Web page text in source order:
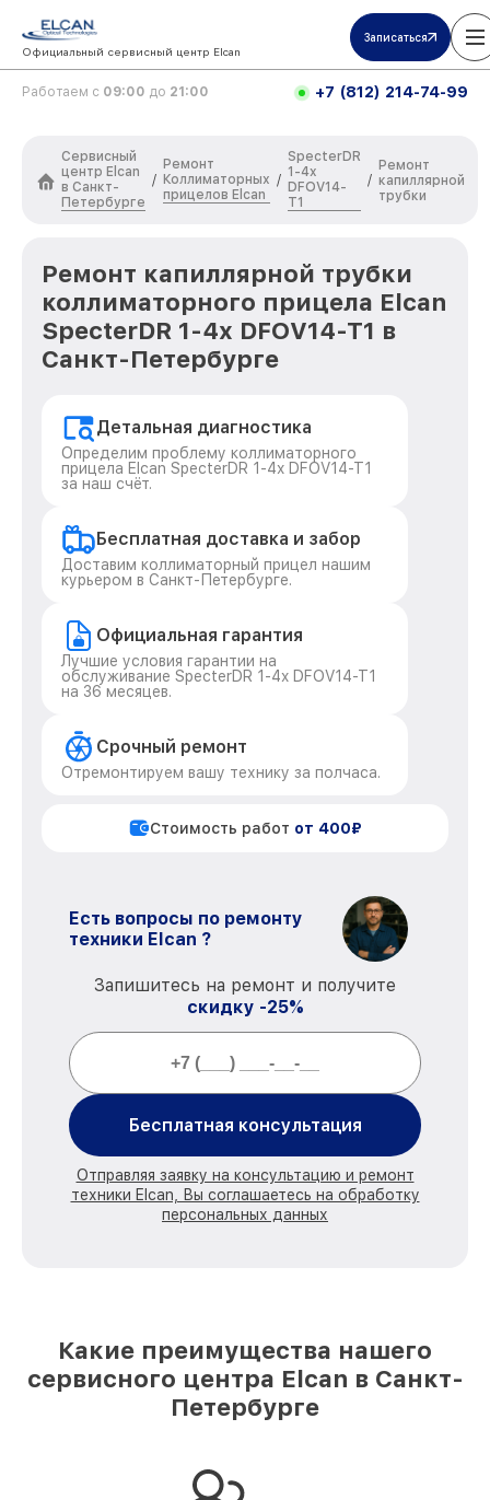
Официальный сервисный центр Elcan
Записаться
Работаем с 09:00 до 21:00 +7 (812) 214-74-99
Сервисный
центр Elcan
в Санкт-
Петербурге
/
Ремонт
Коллиматорных
прицелов Elcan
/
SpecterDR
1-4x
DFOV14-
T1
/
Ремонт
капиллярной
трубки
Ремонт капиллярной трубки
коллиматорного прицела Elcan
SpecterDR 1-4x DFOV14-T1 в
Санкт-Петербурге
Детальная диагностика
Определим проблему коллиматорного
прицела Elcan SpecterDR 1-4x DFOV14-T1
за наш счёт.
Бесплатная доставка и забор
Доставим коллиматорный прицел нашим
курьером в Санкт-Петербурге.
Официальная гарантия
Лучшие условия гарантии на
обслуживание SpecterDR 1-4x DFOV14-T1
на 36 месяцев.
Срочный ремонт
Отремонтируем вашу технику за полчаса.
Стоимость работ от 400₽
Есть вопросы по ремонту
техники Elcan ?
Запишитесь на ремонт и получите
скидку -25%
Бесплатная консультация
Отправляя заявку на консультацию и ремонт
техники Elcan, Вы соглашаетесь на обработку
персональных данных
Какие преимущества нашего
сервисного центра Elcan в Санкт-
Петербурге